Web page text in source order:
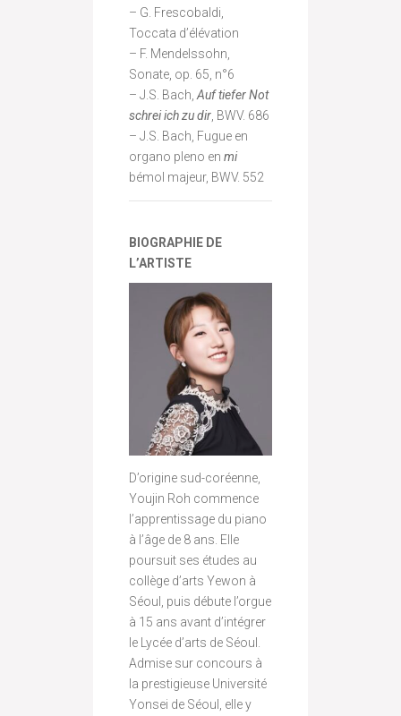
– G. Frescobaldi,
Toccata d’élévation
– F. Mendelssohn,
Sonate, op. 65, n°6
– J.S. Bach, Auf tiefer Not
schrei ich zu dir , BWV. 686
– J.S. Bach, Fugue en
organo pleno en mi
bémol majeur, BWV. 552
BIOGRAPHIE DE
L’ARTISTE
D’origine sud-coréenne,
Youjin Roh commence
l’apprentissage du piano
à l’âge de 8 ans. Elle
poursuit ses études au
collège d’arts Yewon à
Séoul, puis débute l’orgue
à 15 ans avant d’intégrer
le Lycée d’arts de Séoul.
Admise sur concours à
la prestigieuse Université
Yonsei de Séoul, elle y